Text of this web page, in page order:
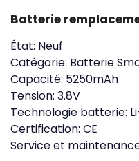
Batterie
État: Neuf
Catégorie: Batterie
Capacité: 5250mAh
Tension: 3.8V
Technologie batterie:
Certification: CE
Service et